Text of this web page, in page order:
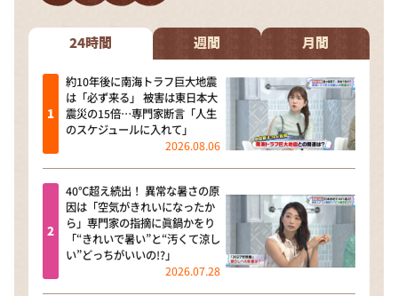
24時間 週間 月間
約10年後に南海トラフ巨大地震
は「必ず来る」 被害は東日本大
震災の15倍…専門家断言「人生
のスケジュールに入れて」
2026.08.06
40℃超え続出！ 異常な暑さの原
因は「空気がきれいになったか
ら」専門家の指摘に眞鍋かをり
「“きれいで暑い”と“汚くて涼し
い”どっちがいいの!?」
2026.07.28